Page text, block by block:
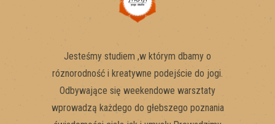
Jesteśmy studiem ,w którym dbamy o
róznorodność i kreatywne podejście do jogi.
Odbywające się weekendowe warsztaty
wprowadzą każdego do głebszego poznania